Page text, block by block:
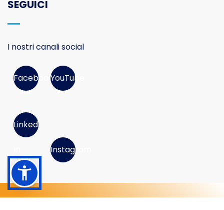
SEGUICI
I nostri canali social
FacebookYouTube
Linked
Instagram